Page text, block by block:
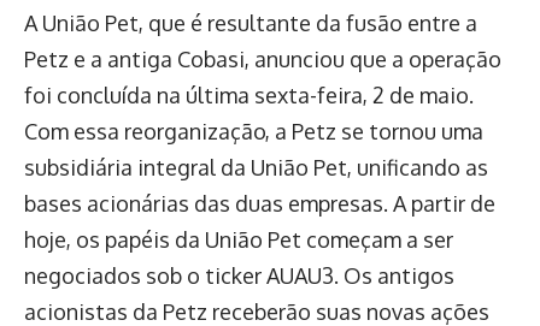
A União Pet, que é resultante da fusão entre a
Petz e a antiga Cobasi, anunciou que a operação
foi concluída na última sexta-feira, 2 de maio.
Com essa reorganização, a Petz se tornou uma
subsidiária integral da União Pet, unificando as
bases acionárias das duas empresas. A partir de
hoje, os papéis da União Pet começam a ser
negociados sob o ticker AUAU3. Os antigos
acionistas da Petz receberão suas novas ações